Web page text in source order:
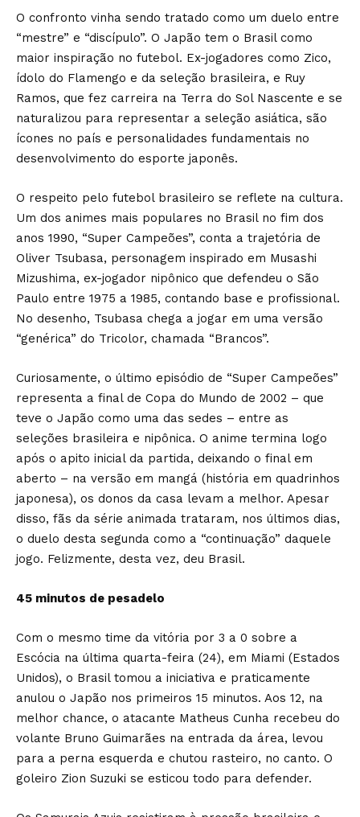
O confronto vinha sendo tratado como um duelo entre
“mestre” e “discípulo”. O Japão tem o Brasil como
maior inspiração no futebol. Ex-jogadores como Zico,
ídolo do Flamengo e da seleção brasileira, e Ruy
Ramos, que fez carreira na Terra do Sol Nascente e se
naturalizou para representar a seleção asiática, são
ícones no país e personalidades fundamentais no
desenvolvimento do esporte japonês.
O respeito pelo futebol brasileiro se reflete na cultura.
Um dos animes mais populares no Brasil no fim dos
anos 1990, “Super Campeões”, conta a trajetória de
Oliver Tsubasa, personagem inspirado em Musashi
Mizushima, ex-jogador nipônico que defendeu o São
Paulo entre 1975 a 1985, contando base e profissional.
No desenho, Tsubasa chega a jogar em uma versão
“genérica” do Tricolor, chamada “Brancos”.
Curiosamente, o último episódio de “Super Campeões”
representa a final de Copa do Mundo de 2002 – que
teve o Japão como uma das sedes – entre as
seleções brasileira e nipônica. O anime termina logo
após o apito inicial da partida, deixando o final em
aberto – na versão em mangá (história em quadrinhos
japonesa), os donos da casa levam a melhor. Apesar
disso, fãs da série animada trataram, nos últimos dias,
o duelo desta segunda como a “continuação” daquele
jogo. Felizmente, desta vez, deu Brasil.
45 minutos de pesadelo
Com o mesmo time da vitória por 3 a 0 sobre a
Escócia na última quarta-feira (24), em Miami (Estados
Unidos), o Brasil tomou a iniciativa e praticamente
anulou o Japão nos primeiros 15 minutos. Aos 12, na
melhor chance, o atacante Matheus Cunha recebeu do
volante Bruno Guimarães na entrada da área, levou
para a perna esquerda e chutou rasteiro, no canto. O
goleiro Zion Suzuki se esticou todo para defender.